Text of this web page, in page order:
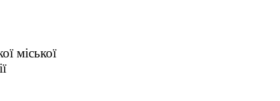
міської
Вадим